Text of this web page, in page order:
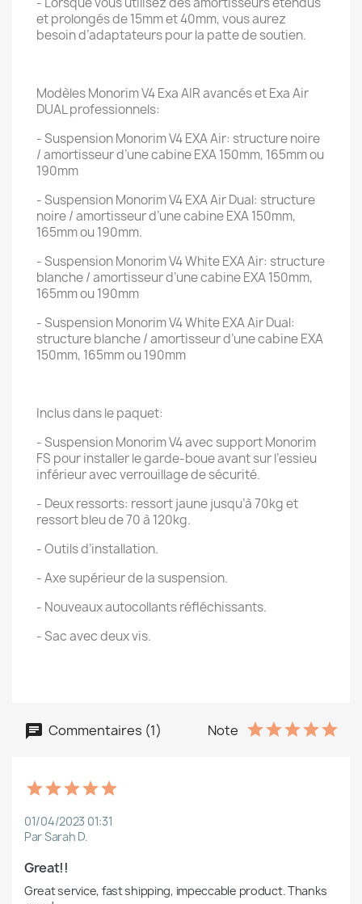
et prolongés de 15mm et 40mm, vous aurez
besoin d’adaptateurs pour la patte de soutien.
Modèles Monorim V4 Exa AIR avancés et Exa Air
DUAL professionnels:
- Suspension Monorim V4 EXA Air: structure noire
/ amortisseur d’une cabine EXA 150mm, 165mm ou
190mm
- Suspension Monorim V4 EXA Air Dual: structure
noire / amortisseur d’une cabine EXA 150mm,
165mm ou 190mm.
- Suspension Monorim V4 White EXA Air: structure
blanche / amortisseur d’une cabine EXA 150mm,
165mm ou 190mm
- Suspension Monorim V4 White EXA Air Dual:
structure blanche / amortisseur d’une cabine EXA
150mm, 165mm ou 190mm
Inclus dans le paquet:
- Suspension Monorim V4 avec support Monorim
FS pour installer le garde-boue avant sur l’essieu
inférieur avec verrouillage de sécurité.
- Deux ressorts: ressort jaune jusqu’à 70kg et
ressort bleu de 70 à 120kg.
- Outils d’installation.
- Axe supérieur de la suspension.
- Nouveaux autocollants réfléchissants.
- Sac avec deux vis.
Commentaires (1) Note
01/04/2023 01:31
Par Sarah D.
Great!!
Great service, fast shipping, impeccable product. Thanks